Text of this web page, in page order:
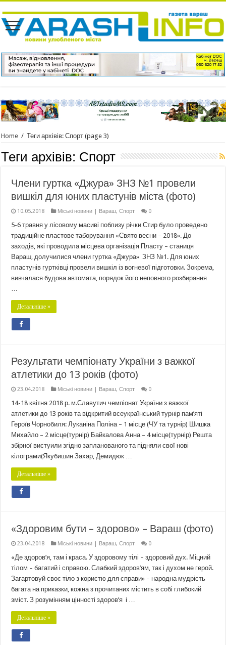
Home / Теги архівів: Спорт (page 3)
Теги архівів: Спорт
Члени гуртка «Джура» ЗНЗ №1 провели
вишкіл для юних пластунів міста (фото)
10.05.2018 Міські новини | Вараш,Спорт 0
5-6 травня у лісовому масиві поблизу річки Стир було проведено
традиційне пластове таборування «Свято весни – 2018». До
заходів, які проводила місцева організація Пласту – станиця
Вараш, долучилися члени гуртка «Джура» ЗНЗ №1. Для юних
пластунів гуртківці провели вишкіл із вогневої підготовки. Зокрема,
вивчалася будова автомата, порядок його неповного розбирання
…
Детальніше »
Результати чемпіонату України з важкої
атлетики до 13 років (фото)
23.04.2018 Міські новини | Вараш,Спорт 0
14-18 квітня 2018 р. м.Славутич чемпіонат України з важкої
атлетики до 13 років та відкритий всеукраїнський турнір пам’яті
Героїв Чорнобиля: Луканіна Поліна – 1 місце (ЧУ та турнір) Шишка
Михайло – 2 місце(турнір) Байкалова Анна – 4 місце(турнір) Решта
збірної вистуили згідно запланованого та підняли свої нові
кілограми(Якубишин Захар, Демидюк …
Детальніше »
«Здоровим бути – здорово» – Вараш (фото)
23.04.2018 Міські новини | Вараш,Спорт 0
«Де здоров’я, там і краса. У здоровому тілі – здоровий дух. Міцний
тілом – багатий і справою. Слабкий здоров’ям, так і духом не герой.
Загартовуй своє тіло з користю для справи» – народна мудрість
багата на приказки, кожна з прочитаних містить в собі глибокий
зміст. З розумінням цінності здоров’я і …
Детальніше »